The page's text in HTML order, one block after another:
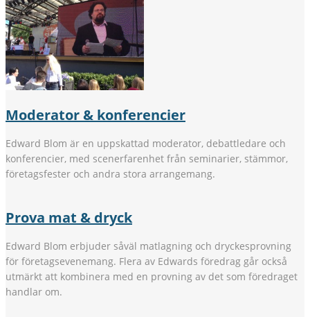
Moderator & konferencier
Edward Blom är en uppskattad moderator, debattledare och
konferencier, med scenerfarenhet från seminarier, stämmor,
företagsfester och andra stora arrangemang.
Prova mat & dryck
Edward Blom erbjuder såväl matlagning och dryckesprovning
för företagsevenemang. Flera av Edwards föredrag går också
utmärkt att kombinera med en provning av det som föredraget
handlar om.